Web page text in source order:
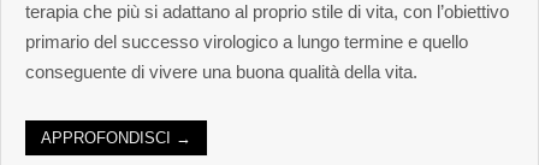
terapia che più si adattano al proprio stile di vita, con l’obiettivo
primario del successo virologico a lungo termine e quello
conseguente di vivere una buona qualità della vita.
APPROFONDISCI →